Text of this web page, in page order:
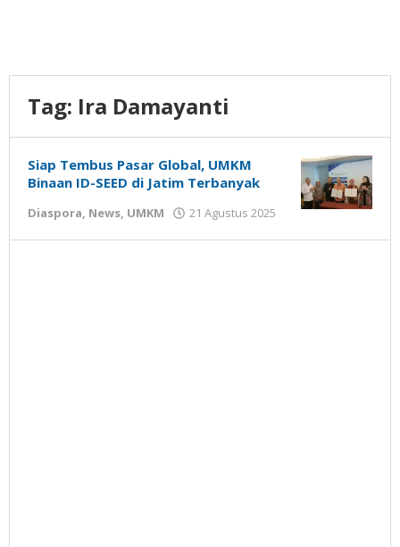
Tag: Ira Damayanti
Siap Tembus Pasar Global, UMKM
Binaan ID-SEED di Jatim Terbanyak
Diaspora, News, UMKM 21 Agustus 2025
oleh
Susanto